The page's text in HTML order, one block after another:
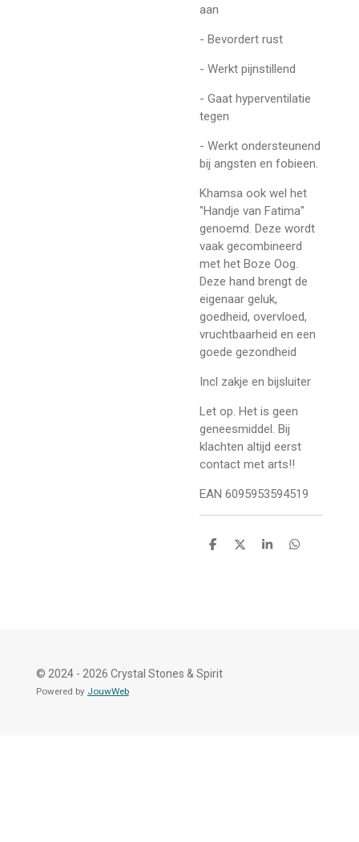
aan
- Bevordert rust
- Werkt pijnstillend
- Gaat hyperventilatie
tegen
- Werkt ondersteunend
bij angsten en fobieen.
Khamsa ook wel het
"Handje van Fatima"
genoemd. Deze wordt
vaak gecombineerd
met het Boze Oog.
Deze hand brengt de
eigenaar geluk,
goedheid, overvloed,
vruchtbaarheid en een
goede gezondheid
Incl zakje en bijsluiter
Let op. Het is geen
geneesmiddel. Bij
klachten altijd eerst
contact met arts!!
EAN 6095953594519
D
D
S
D
© 2024 - 2026 Crystal Stones & Spirit
Powered by JouwWeb